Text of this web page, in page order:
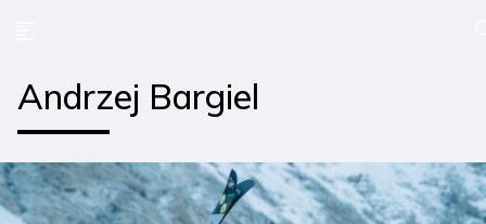
Andrzej Bargiel